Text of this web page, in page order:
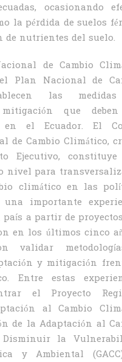
ocasionando
la pérdida de suelos
nutrientes del suelo.
de Cambio
Plan Nacional de
las
que
en el Ecuador. El
de Cambio Climático,
Ejecutivo,
nivel para
climático en las
una importante
a partir de
en los últimos cinco
validar
y mitigación
Entre estas
el Proyecto
al Cambio
de la Adaptación al
la
y Ambiental